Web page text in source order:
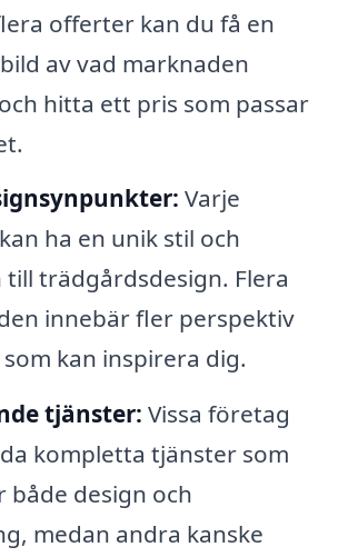
offerter kan du få en
av vad marknaden
hitta ett pris som passar
Varje
ha en unik stil och
till trädgårdsdesign. Flera
innebär fler perspektiv
kan inspirera dig.
tjänster: Vissa företag
kompletta tjänster som
både design och
medan andra kanske